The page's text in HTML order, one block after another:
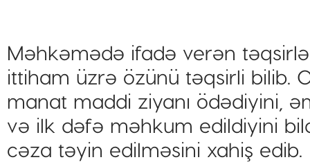
Məhkəmədə ifadə verən
ittiham üzrə özünü təqsirli bilib.
manat maddi ziyanı ödədiyini,
və ilk dəfə məhkum edildiyini
cəza təyin edilməsini xahiş edib.